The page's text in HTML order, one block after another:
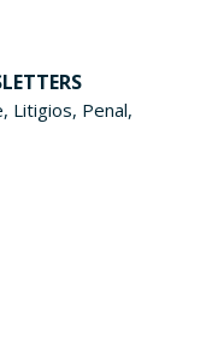
Litigios, Penal,